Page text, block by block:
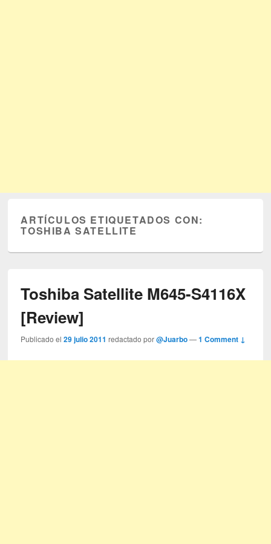
ARTÍCULOS ETIQUETADOS CON:
TOSHIBA SATELLITE
Toshiba Satellite M645-S4116X
[Review]
Publicado el29 julio 2011 redactado por@Juarbo —1 Comment ↓